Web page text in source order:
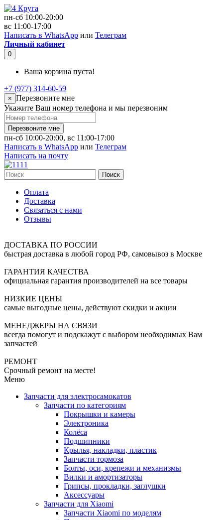
пн-сб 10:00-20:00
вс 11:00-17:00
Написать в WhatsApp или Телеграм
Личный кабинет
0
Ваша корзина пуста!
+7 (977) 314-60-59
× Перезвоните мне
Укажите Ваш номер телефона и мы перезвоним
Перезвоните мне
пн-сб 10:00-20:00, вс 11:00-17:00
Написать в WhatsApp или Телеграм
Написать на почту
Поиск
Оплата
Доставка
Связаться с нами
Отзывы
ДОСТАВКА ПО РОССИИ
быстрая доставка в любой город РФ, самовывоз в Москве
ГАРАНТИЯ КАЧЕСТВА
официальная гарантия производителей на все товары
НИЗКИЕ ЦЕНЫ
самые выгодные цены, действуют скидки и акции
МЕНЕДЖЕРЫ НА СВЯЗИ
всегда помогут и подскажут с выбором необходимых Вам
запчастей
РЕМОНТ
Срочный ремонт на месте!
Меню
Запчасти для электросамокатов
Запчасти по категориям
Покрышки и камеры
Электроника
Колёса
Подшипники
Крылья, накладки, пластик
Запчасти тормоза
Болты, оси, крепежи и механизмы
Вилки и амортизаторы
Грипсы, прокладки, заглушки
Аксессуары
Запчасти для Xiaomi
Запчасти Xiaomi по моделям